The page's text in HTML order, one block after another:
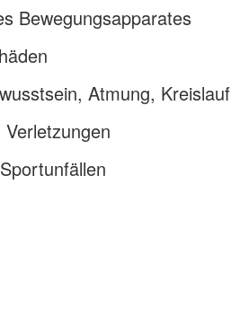
Bewegungsapparates
Atmung, Kreislauf